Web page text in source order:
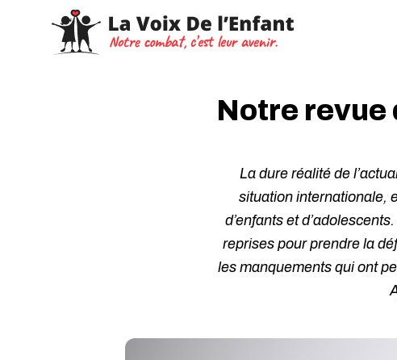
Notre revue
La dure réalité de
situation internationale,
d’enfants et
reprises pour prendre la
les manquements qui ont